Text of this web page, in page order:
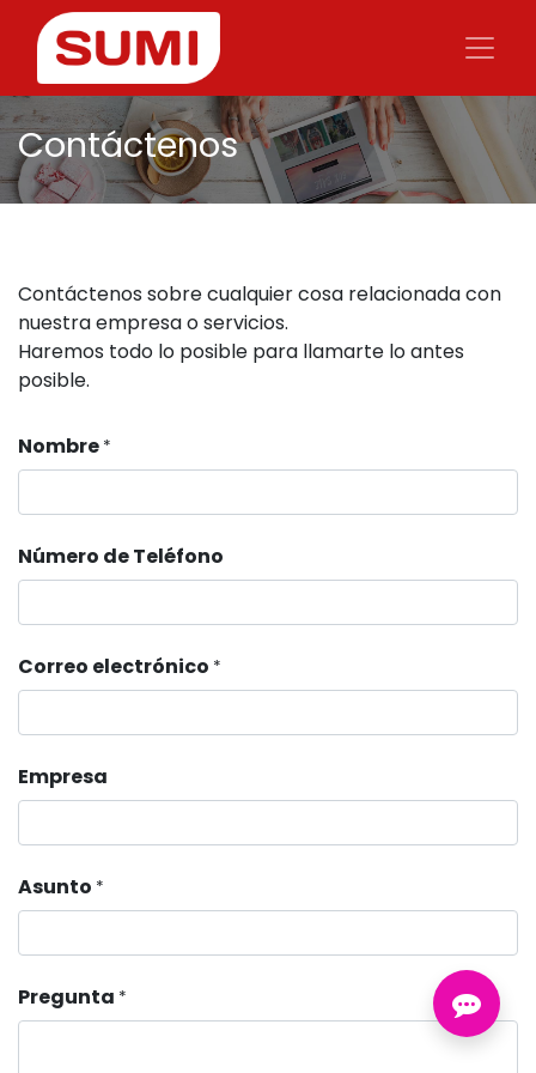
Contáctenos
Contáctenos sobre cualquier cosa relacionada con
nuestra empresa o servicios.
Haremos todo lo posible para llamarte lo antes
posible.
Nombre *
Número de Teléfono
Correo electrónico *
Empresa
Asunto *
Pregunta *